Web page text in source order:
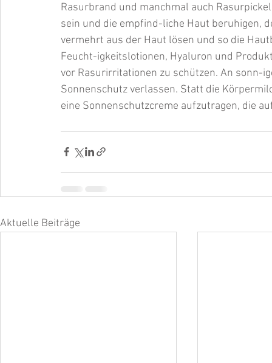
Rasurbrand und manchmal auch
sein und die empfind-liche Haut beruhigen,
vermehrt aus der Haut lösen und so die
Feucht-igkeitslotionen, Hyaluron und
vor Rasurirritationen zu schützen. An sonn-
Sonnenschutz verlassen. Statt die
eine Sonnenschutzcreme aufzutragen, die
Aktuelle Beiträge